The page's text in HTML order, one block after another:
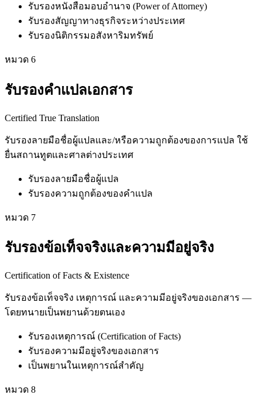
รับรองหนังสือมอบอำนาจ (Power of Attorney)
รับรองสัญญาทางธุรกิจระหว่างประเทศ
รับรองนิติกรรมอสังหาริมทรัพย์
หมวด 6
รับรองคำแปลเอกสาร
Certified True Translation
รับรองลายมือชื่อผู้แปลและ/หรือความถูกต้องของการแปล ใช้
ยื่นสถานทูตและศาลต่างประเทศ
รับรองลายมือชื่อผู้แปล
รับรองความถูกต้องของคำแปล
หมวด 7
รับรองข้อเท็จจริงและความมีอยู่จริง
Certification of Facts & Existence
รับรองข้อเท็จจริง เหตุการณ์ และความมีอยู่จริงของเอกสาร —
โดยทนายเป็นพยานด้วยตนเอง
รับรองเหตุการณ์ (Certification of Facts)
รับรองความมีอยู่จริงของเอกสาร
เป็นพยานในเหตุการณ์สำคัญ
หมวด 8